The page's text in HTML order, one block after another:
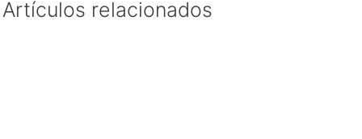
Artículos relacionados